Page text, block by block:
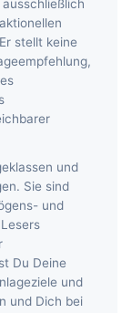
stellt keine
und
Sie sind
und
Du Deine
und
und Dich bei